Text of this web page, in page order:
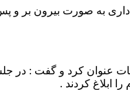
به صورت بیرون بر و پس
تشکل های دینی اداره کل تبلیغات اسلامی مازندران تعداد هیات
ابلاغ کردند .